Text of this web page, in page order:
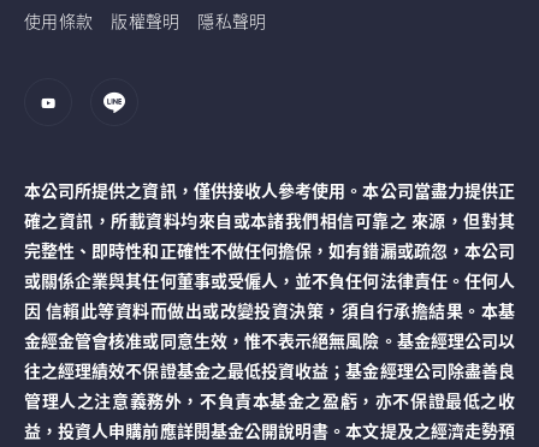
使用條款 版權聲明 隱私聲明
本公司所提供之資訊，僅供接收人參考使用。本公司當盡力提供正
確之資訊，所載資料均來自或本諸我們相信可靠之 來源，但對其
完整性、即時性和正確性不做任何擔保，如有錯漏或疏忽，本公司
或關係企業與其任何董事或受僱人，並不負任何法律責任。任何人
因 信賴此等資料而做出或改變投資決策，須自行承擔結果。本基
金經金管會核准或同意生效，惟不表示絕無風險。基金經理公司以
往之經理績效不保證基金之最低投資收益；基金經理公司除盡善良
管理人之注意義務外，不負責本基金之盈虧，亦不保證最低之收
益，投資人申購前應詳閱基金公開說明書。本文提及之經濟走勢預